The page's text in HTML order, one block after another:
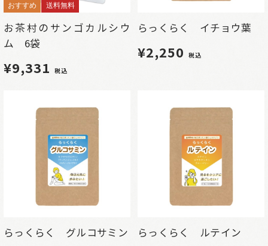
おすすめ 送料無料
お茶村のサンゴカルシウ
ム 6袋
¥9,331 税込
らっくらく イチョウ葉
¥2,250 税込
らっくらく グルコサミン らっくらく ルテイン